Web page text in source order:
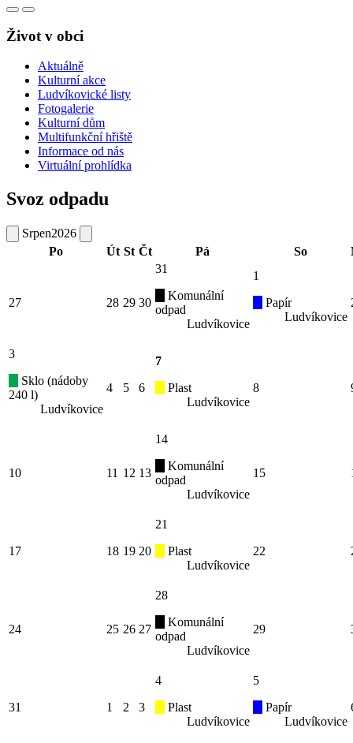
Život v obci
Aktuálně
Kulturní akce
Ludvíkovické listy
Fotogalerie
Kulturní dům
Multifunkční hřiště
Informace od nás
Virtuální prohlídka
Svoz odpadu
Srpen2026
Po
Út St Čt Pá So
27 28 29 30
31
Komunální
odpad
Ludvíkovice
1
Papír
Ludvíkovice
3
Sklo (nádoby
240 l)
Ludvíkovice
4 5 6
7
Plast
Ludvíkovice
8
10 11 12 13
14
Komunální
odpad
Ludvíkovice
15
17 18 19 20
21
Plast
Ludvíkovice
22
24 25 26 27
28
Komunální
odpad
Ludvíkovice
29
31 1 2 3
4
Plast
Ludvíkovice
5
Papír
Ludvíkovice